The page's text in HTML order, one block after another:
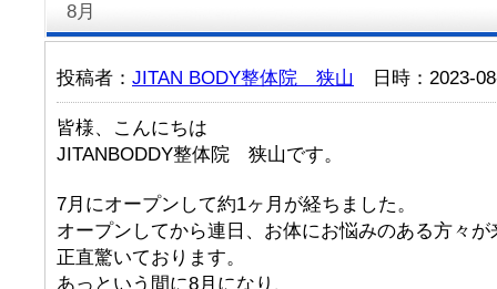
8月
投稿者： JITAN BODY整体院 狭山 日時：2023-
皆様、こんにちは
JITANBODDY整体院 狭山です。
7月にオープンして約1ヶ月が経ちました。
オープンしてから連日、お体にお悩みのある方々
正直驚いております。
あっという間に8月になり、